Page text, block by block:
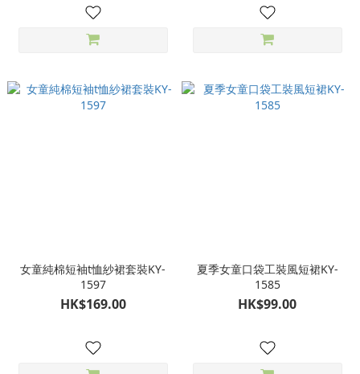
女童純棉短袖t恤紗裙套裝KY-
1597
HK$169.00
夏季女童口袋工裝風短裙KY-
1585
HK$99.00